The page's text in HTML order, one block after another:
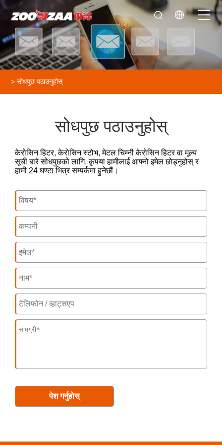
> सोधपुछ पठाउनुहोस्
सोधपुछ पठाउनुहोस्
केरोसिन हिटर, केरोसिन स्टोभ, मेटल चिम्नी केरोसिन हिटर वा मूल्य
सूची बारे सोधपुछको लागि, कृपया हामीलाई आफ्नो इमेल छोड्नुहोस् र
हामी 24 घण्टा भित्र सम्पर्कमा हुनेछौं।
पेश गर्नुहोस्